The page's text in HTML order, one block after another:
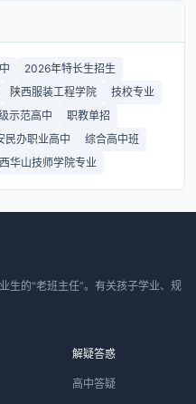
2026年特长生招生
陕西服装工程学院
技校专业
示范高中
职教单招
民办职业高中
综合高中班
华山技师学院专业
生的“老班主任”。有关孩子学业、规
解疑答惑
高中答疑